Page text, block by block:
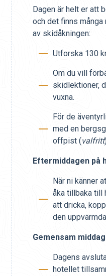
Dagen är helt er att
och det finns
av skidåkningen:
Utforska 130
Om du vill
skidlektioner,
vuxna.
För de
med en
offpist (valfritt
Eftermiddagen på
När ni känner
åka tillbaka till
att dricka,
den
Gemensam
Dagens
hotellet